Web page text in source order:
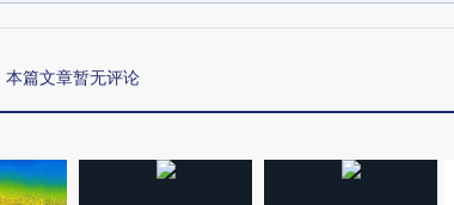
本篇文章暂无评论